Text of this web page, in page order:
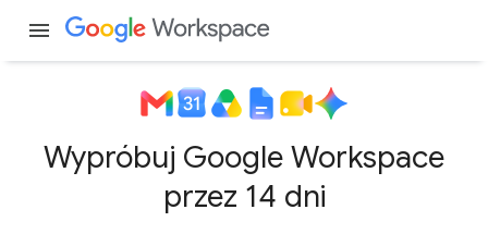
menu
Wypróbuj Google Workspace
przez 14 dni